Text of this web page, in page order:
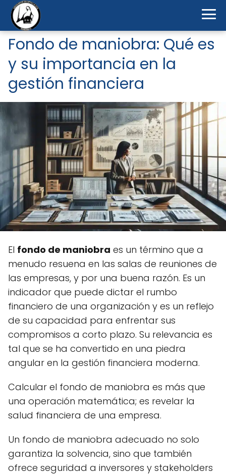
Fondo de maniobra: Qué es
y su importancia en la
gestión financiera
El fondo de maniobra es un término que a
menudo resuena en las salas de reuniones de
las empresas, y por una buena razón. Es un
indicador que puede dictar el rumbo
financiero de una organización y es un reflejo
de su capacidad para enfrentar sus
compromisos a corto plazo. Su relevancia es
tal que se ha convertido en una piedra
angular en la gestión financiera moderna.
Calcular el fondo de maniobra es más que
una operación matemática; es revelar la
salud financiera de una empresa.
Un fondo de maniobra adecuado no solo
garantiza la solvencia, sino que también
ofrece seguridad a inversores y stakeholders